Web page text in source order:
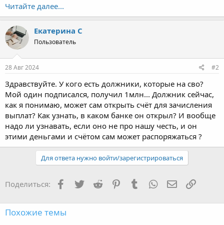
Читайте далее...
Екатерина C
Пользователь
28 Авг 2024 #2
Здравствуйте. У кого есть должники, которые на сво?
Мой один подписался, получил 1млн... Должник сейчас,
как я понимаю, может сам открыть счёт для зачисления
выплат? Как узнать, в каком банке он открыл? И вообще
надо ли узнавать, если оно не про нашу честь, и он
этими деньгами и счётом сам может распоряжаться ?
Для ответа нужно войти/зарегистрироваться
Поделиться: Facebook
TwitterReddit PinterestTumblr WhatsApp Ссылка
Похожие темы